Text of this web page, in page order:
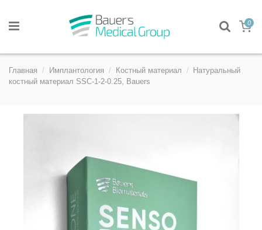
0
Главная Имплантология Костный материал
Натуральный
костный материал SSC-1-2-0.25, Bauers